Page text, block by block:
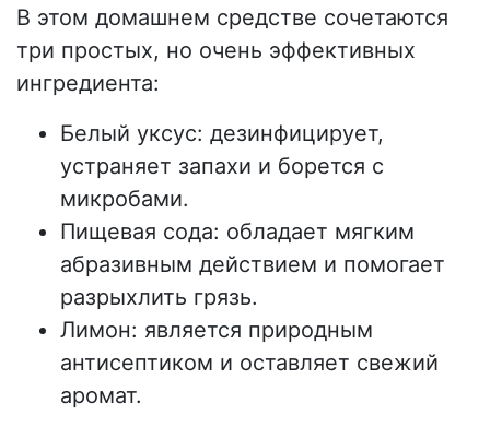
В этом домашнем средстве сочетаются
три простых, но очень эффективных
ингредиента:
Белый уксус: дезинфицирует,
устраняет запахи и борется с
микробами.
Пищевая сода: обладает мягким
абразивным действием и помогает
разрыхлить грязь.
Лимон: является природным
антисептиком и оставляет свежий
аромат.